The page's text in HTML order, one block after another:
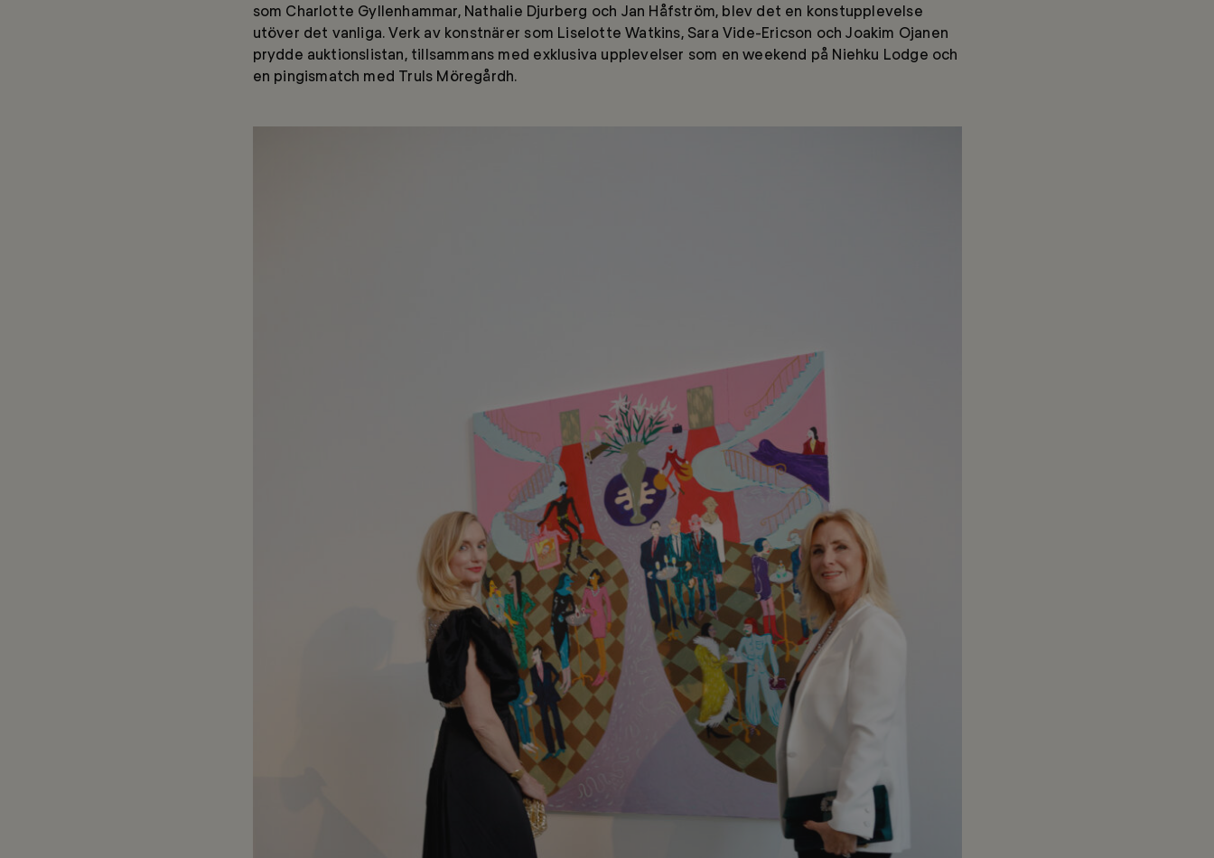
som Charlotte Gyllenhammar, Nathalie Djurberg och Jan Håfström, blev det en konstupplevelse
utöver det vanliga. Verk av konstnärer som Liselotte Watkins, Sara Vide-Ericson och Joakim Ojanen
prydde auktionslistan, tillsammans med exklusiva upplevelser som en weekend på Niehku Lodge och
en pingismatch med Truls Möregårdh.